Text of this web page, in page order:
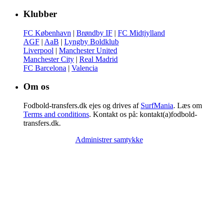
Klubber
FC København | Brøndby IF | FC Midtjylland
AGF | AaB | Lyngby Boldklub
Liverpool | Manchester United
Manchester City | Real Madrid
FC Barcelona | Valencia
Om os
Fodbold-transfers.dk ejes og drives af SurfMania. Læs om
Terms and conditions. Kontakt os på: kontakt(a)fodbold-
transfers.dk.
Administrer samtykke